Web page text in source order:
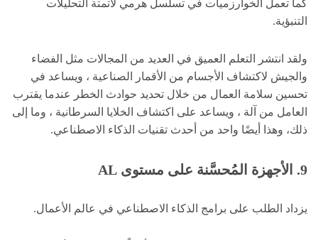
كما تعمل الخوارزميات في تسلسل هرمي لأتمتة التحليلات
التنبؤية.
ولقد انتشر التعلم العميق في العديد من المجالات مثل الفضاء
والجيش لاكتشاف الأجسام من الأقمار الصناعية ، ويساعد في
تحسين سلامة العمال من خلال تحديد حوادث الخطر عندما يقترب
العامل من آلة ، ويساعد على اكتشاف الخلايا السرطانية ، وما إلى
ذلك، وهذا أيضًا واحد من أحدث تقنيات الذكاء الاصطناعي.
9. الأجهزة المُحسَّنة على مستوى AL
يزداد الطلب على برامج الذكاء الاصطناعي في عالم الأعمال.